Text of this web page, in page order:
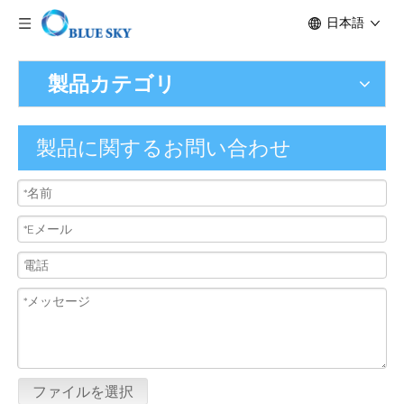
日本語
製品カテゴリ
製品に関するお問い合わせ
ファイルを選択